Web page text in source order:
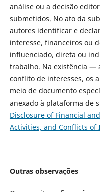
análise ou a decisão
submetidos. No ato da
autores identificar e
interesse, financeiros ou
influenciado, direta ou
trabalho. Na existência
conflito de interesses, os
meio de documento
anexado à plataforma de
Disclosure of Financial
Activities, and Conflicts of
Outras observações